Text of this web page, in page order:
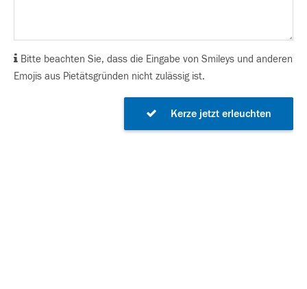
Bitte beachten Sie, dass die Eingabe von Smileys und anderen
Emojis aus Pietätsgründen nicht zulässig ist.
Kerze jetzt erleuchten